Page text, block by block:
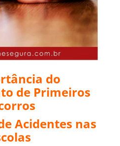
do
de Primeiros
Acidentes nas